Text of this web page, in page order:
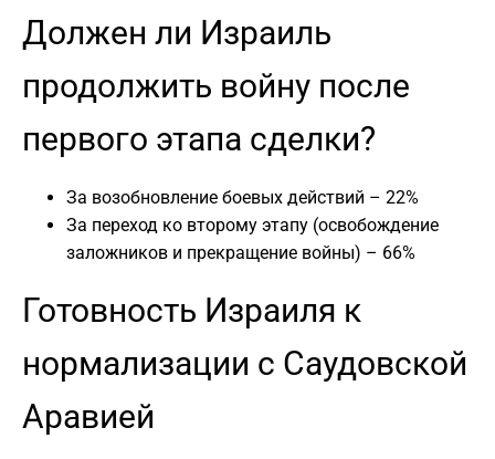
Должен ли Израиль
продолжить войну после
первого этапа сделки?
За возобновление боевых действий – 22%
За переход ко второму этапу (освобождение
заложников и прекращение войны) – 66%
Готовность Израиля к
нормализации с Саудовской
Аравией